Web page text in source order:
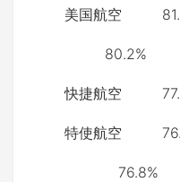
美国航空
80.2%
快捷航空
特使航空
76.8%